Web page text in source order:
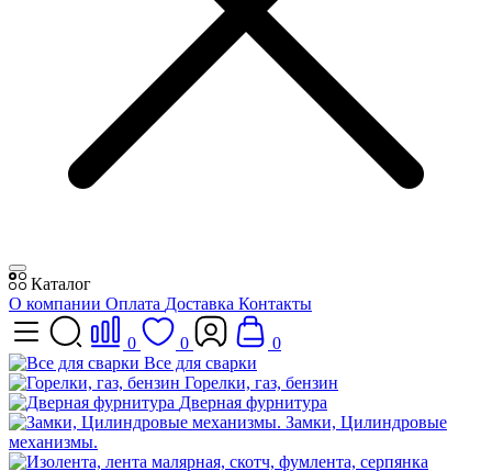
Каталог
О компании Оплата Доставка Контакты
0 0
0
Все для сварки
Горелки, газ, бензин
Дверная фурнитура
Замки, Цилиндровые
механизмы.